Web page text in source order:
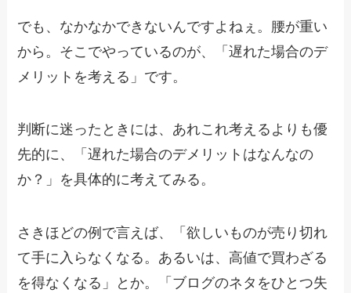
でも、なかなかできないんですよねぇ。腰が重い
から。そこでやっているのが、「遅れた場合のデ
メリットを考える」です。
判断に迷ったときには、あれこれ考えるよりも優
先的に、「遅れた場合のデメリットはなんなの
か？」を具体的に考えてみる。
さきほどの例で言えば、「欲しいものが売り切れ
て手に入らなくなる。あるいは、高値で買わざる
を得なくなる」とか。「ブログのネタをひとつ失